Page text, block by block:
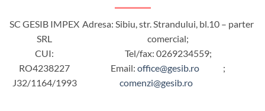
SC GESIB IMPEX
SRL
CUI:
RO4238227
J32/1164/1993
Adresa: Sibiu, str. Strandului, bl.10 – parter
comercial;
Tel/fax: 0269234559;
Email:office@gesib.ro
;
comenzi@gesib.ro